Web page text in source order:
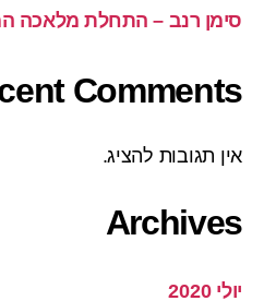
סימן רנב – התחלת מלאכה
Comments
אין תגובות להציג.
Archives
יולי 2020